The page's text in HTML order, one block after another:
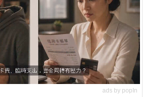
ads by popIn